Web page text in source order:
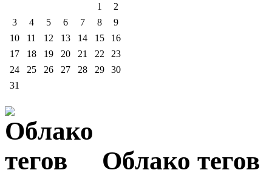
1
2
3
4 5 6 7 8
9
10
11 12 13 14 15
16
17
18 19 20 21 22
23
24
25 26 27 28 29
30
31
Облако тегов